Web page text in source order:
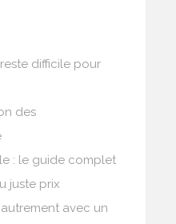
difficile pour
des
: le guide complet
juste prix
avec un